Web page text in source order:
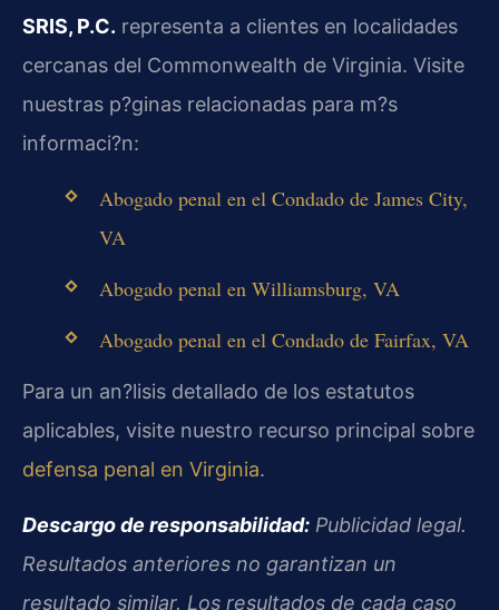
SRIS, P.C. representa a clientes en localidades
cercanas del Commonwealth de Virginia. Visite
nuestras p?ginas relacionadas para m?s
informaci?n:
Abogado penal en el Condado de James City,
VA
Abogado penal en Williamsburg, VA
Abogado penal en el Condado de Fairfax, VA
Para un an?lisis detallado de los estatutos
aplicables, visite nuestro recurso principal sobre
defensa penal en Virginia.
Descargo de responsabilidad: Publicidad legal.
Resultados anteriores no garantizan un
resultado similar. Los resultados de cada caso